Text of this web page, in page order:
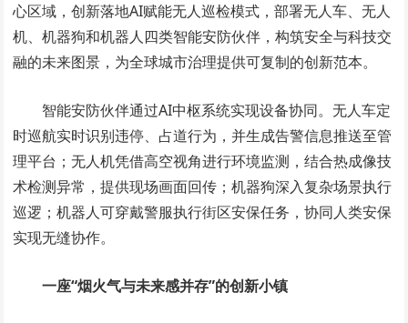
心区域，创新落地AI赋能无人巡检模式，部署无人车、无人
机、机器狗和机器人四类智能安防伙伴，构筑安全与科技交
融的未来图景，为全球城市治理提供可复制的创新范本。
智能安防伙伴通过AI中枢系统实现设备协同。无人车定
时巡航实时识别违停、占道行为，并生成告警信息推送至管
理平台；无人机凭借高空视角进行环境监测，结合热成像技
术检测异常，提供现场画面回传；机器狗深入复杂场景执行
巡逻；机器人可穿戴警服执行街区安保任务，协同人类安保
实现无缝协作。
一座“烟火气与未来感并存”的创新小镇